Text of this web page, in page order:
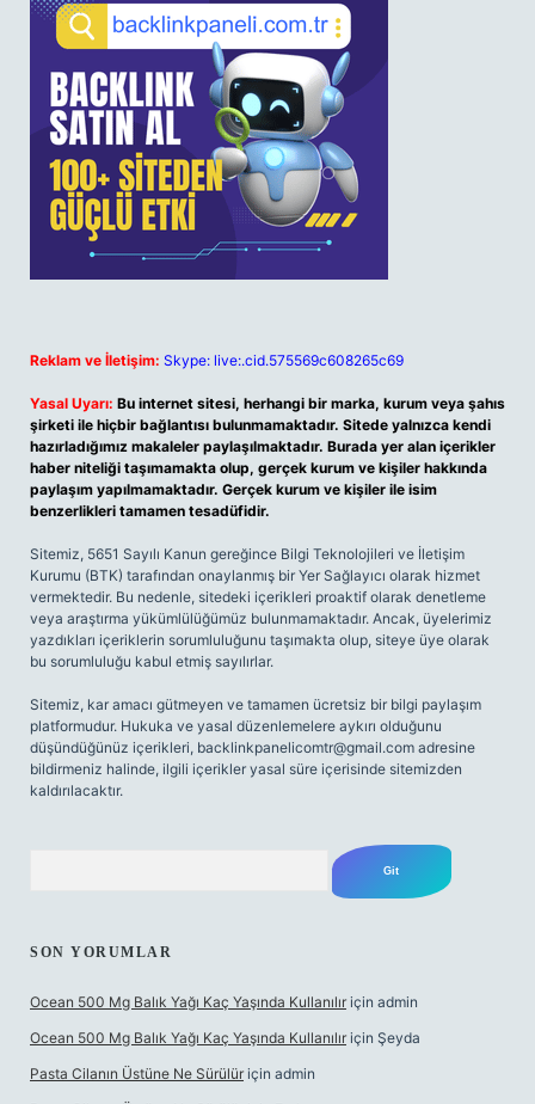
Reklam ve İletişim: Skype: live:.cid.575569c608265c69
Yasal Uyarı: Bu internet sitesi, herhangi bir marka, kurum veya şahıs
şirketi ile hiçbir bağlantısı bulunmamaktadır. Sitede yalnızca kendi
hazırladığımız makaleler paylaşılmaktadır. Burada yer alan içerikler
haber niteliği taşımamakta olup, gerçek kurum ve kişiler hakkında
paylaşım yapılmamaktadır. Gerçek kurum ve kişiler ile isim
benzerlikleri tamamen tesadüfidir.
Sitemiz, 5651 Sayılı Kanun gereğince Bilgi Teknolojileri ve İletişim
Kurumu (BTK) tarafından onaylanmış bir Yer Sağlayıcı olarak hizmet
vermektedir. Bu nedenle, sitedeki içerikleri proaktif olarak denetleme
veya araştırma yükümlülüğümüz bulunmamaktadır. Ancak, üyelerimiz
yazdıkları içeriklerin sorumluluğunu taşımakta olup, siteye üye olarak
bu sorumluluğu kabul etmiş sayılırlar.
Sitemiz, kar amacı gütmeyen ve tamamen ücretsiz bir bilgi paylaşım
platformudur. Hukuka ve yasal düzenlemelere aykırı olduğunu
düşündüğünüz içerikleri, backlinkpanelicomtr@gmail.com adresine
bildirmeniz halinde, ilgili içerikler yasal süre içerisinde sitemizden
kaldırılacaktır.
SON YORUMLAR
Ocean 500 Mg Balık Yağı Kaç Yaşında Kullanılır için admin
Ocean 500 Mg Balık Yağı Kaç Yaşında Kullanılır için Şeyda
Pasta Cilanın Üstüne Ne Sürülür için admin